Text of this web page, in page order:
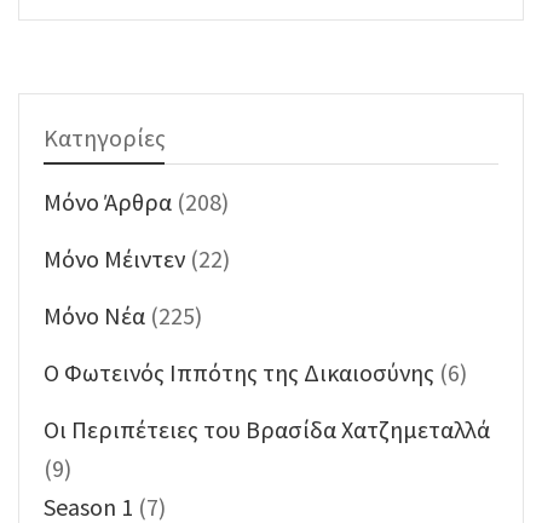
Κατηγορίες
Mόνο Άρθρα (208)
Mόνο Μέιντεν (22)
Mόνο Νέα (225)
O Φωτεινός Ιππότης της Δικαιοσύνης (6)
Oι Περιπέτειες του Βρασίδα Χατζημεταλλά
(9)
Season 1 (7)